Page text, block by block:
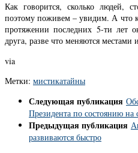
Как говорится, сколько людей,
поэтому поживем – увидим. А что
протяжении последних 5-ти лет
друга, разве что меняются местами
via
Метки: мистикатайны
Следующая публикация
Президента по состоянию на
Предыдущая публикация
развиваются быстро